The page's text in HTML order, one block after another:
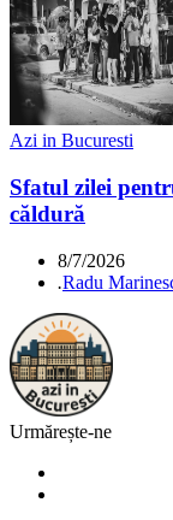
Azi in Bucuresti
Sfatul zilei
căldură
8/7/2026
.Radu
Urmărește-ne